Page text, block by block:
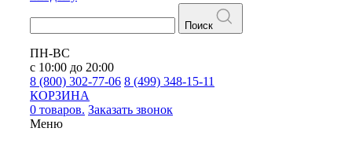
Поиск
ПН-ВС
с 10:00 до 20:00
8 (800) 302-77-06 8 (499) 348-15-11
КОРЗИНА
0 товаров. Заказать звонок
Меню